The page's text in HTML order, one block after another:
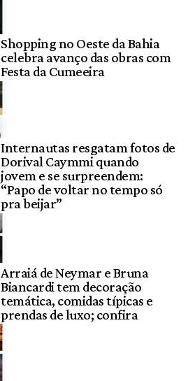
Shopping no Oeste da Bahia
celebra avanço das obras com
Festa da Cumeeira
Internautas resgatam fotos de
Dorival Caymmi quando
jovem e se surpreendem:
“Papo de voltar no tempo só
pra beijar”
Arraiá de Neymar e Bruna
Biancardi tem decoração
temática, comidas típicas e
prendas de luxo; confira